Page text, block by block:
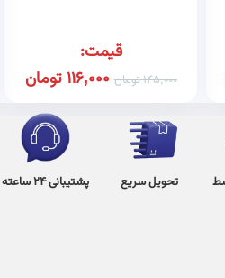
قیمت:
145,000تومان 116,000تومان
تحویل سریع پشتیبانی 24 ساعته